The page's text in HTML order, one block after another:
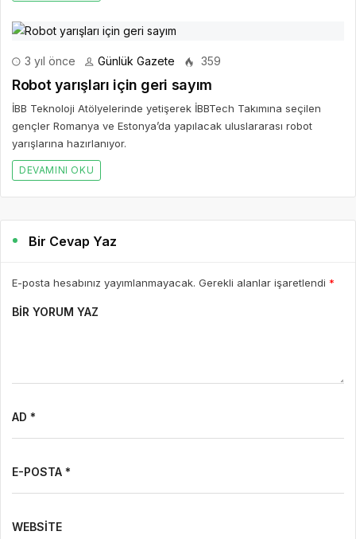
3 yıl önce Günlük Gazete 359
Robot yarışları için geri sayım
İBB Teknoloji Atölyelerinde yetişerek İBBTech Takımına seçilen
gençler Romanya ve Estonya’da yapılacak uluslararası robot
yarışlarına hazırlanıyor.
DEVAMINI OKU
Bir Cevap Yaz
E-posta hesabınız yayımlanmayacak. Gerekli alanlar işaretlendi *
BIR YORUM YAZ
AD *
E-POSTA *
WEBSITE